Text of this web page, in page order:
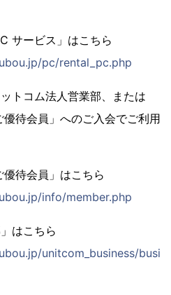
サービス」はこちら
pc/rental_pc.php
トコム法人営業部、または
優待会員」へのご入会でご利用
優待会員」はこちら
info/member.php
はこちら
unitcom_business/busi